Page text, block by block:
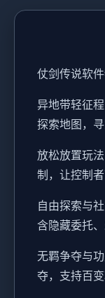
仗剑传说软件
异地带轻征
探索地图，寻
放松放置玩
制，让控制者
自由探索与
含隐藏委托
无羁争夺与
夺，支持百